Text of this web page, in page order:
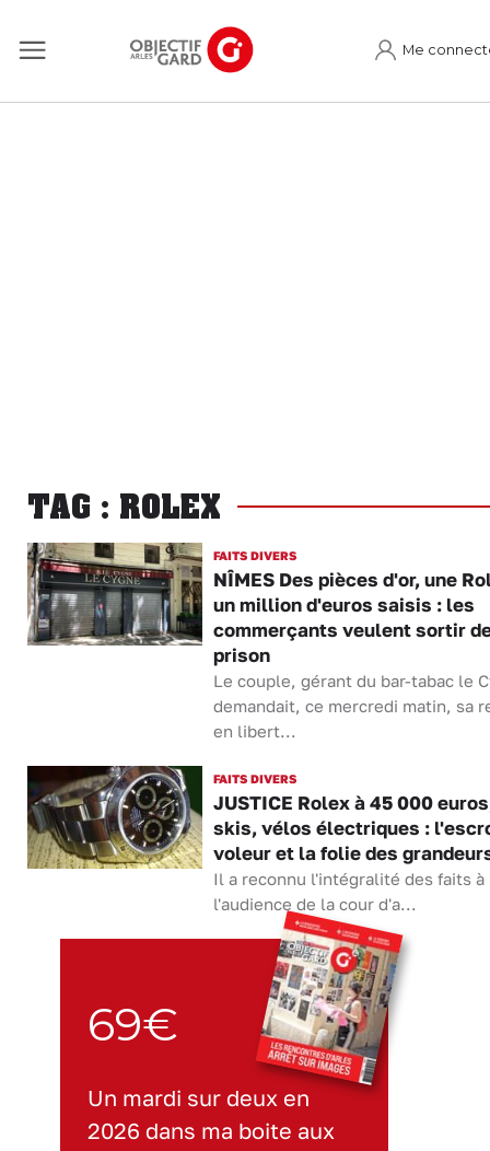
Me
TAG : ROLEX
FAITS DIVERS
NÎMES Des pièces d'or, une
un million d'euros saisis : les
commerçants veulent sortir
prison
Le couple, gérant du bar-tabac le
demandait, ce mercredi matin, sa
en libert...
FAITS DIVERS
JUSTICE Rolex à 45 000
skis, vélos électriques :
voleur et la folie des
Il a reconnu l'intégralité des faits à
l'audience de la cour d'a...
69€
Un mardi sur deux en
2026 dans ma boite aux